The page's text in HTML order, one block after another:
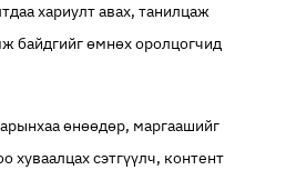
хариулт авах, танилцаж
байдгийг өмнөх оролцогчид
өнөөдөр, маргаашийг
хуваалцах сэтгүүлч, контент